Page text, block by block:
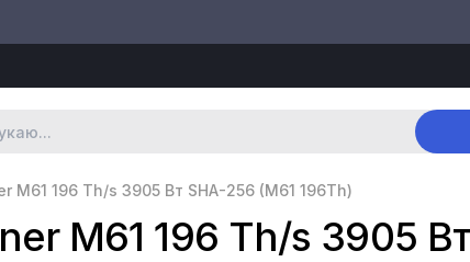
196 Th/s 3905 Вт SHA-256 (M61 196Th)
M61 196 Th/s 3905